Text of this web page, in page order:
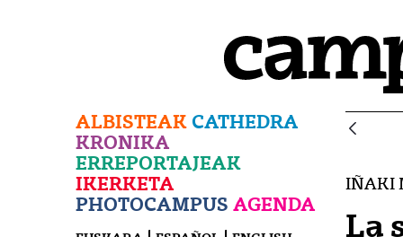
ALBISTEAK CATHEDRA
KRONIKA
ERREPORTAJEAK
IKERKETA
PHOTOCAMPUS AGENDA
IÑAKI
La